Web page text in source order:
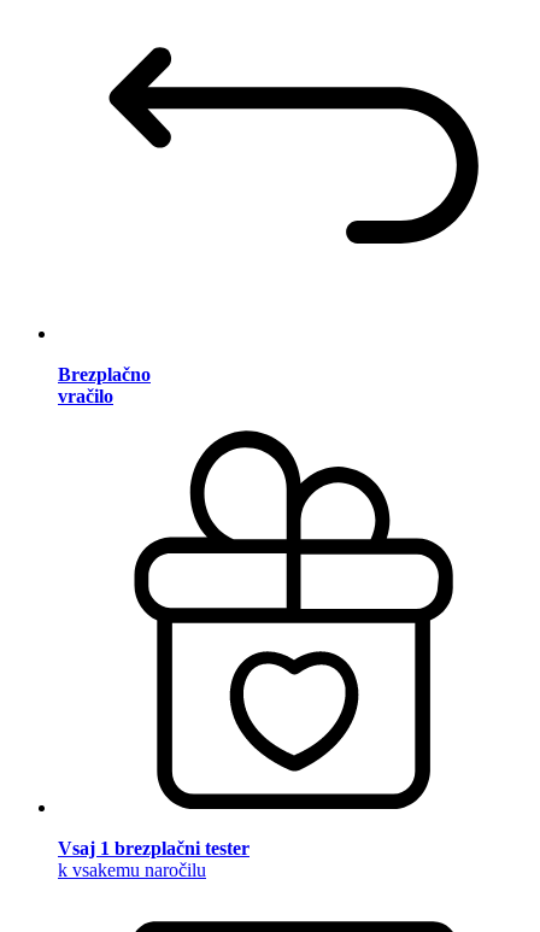
Brezplačno
vračilo
Vsaj 1 brezplačni tester
k vsakemu naročilu